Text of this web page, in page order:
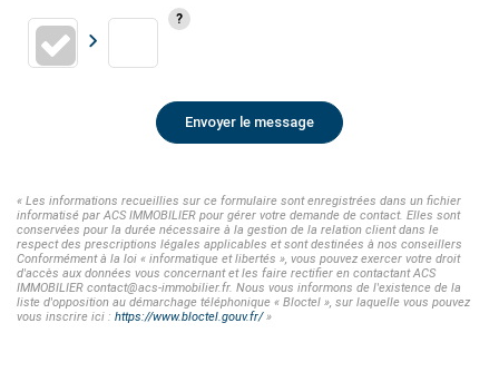
Envoyer le message
« Les informations recueillies sur ce formulaire sont enregistrées dans un fichier
informatisé par ACS IMMOBILIER pour gérer votre demande de contact. Elles sont
conservées pour la durée nécessaire à la gestion de la relation client dans le
respect des prescriptions légales applicables et sont destinées à nos conseillers
Conformément à la loi « informatique et libertés », vous pouvez exercer votre droit
d'accès aux données vous concernant et les faire rectifier en contactant ACS
IMMOBILIER contact@acs-immobilier.fr. Nous vous informons de l'existence de la
liste d'opposition au démarchage téléphonique « Bloctel », sur laquelle vous pouvez
vous inscrire ici : https://www.bloctel.gouv.fr/»